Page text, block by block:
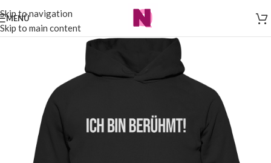
Skip to navigation
Skip to main content
MENÜ